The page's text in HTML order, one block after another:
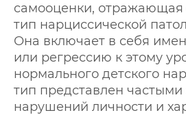
самооценки,
тип нарциссической
Она включает в себя
или регрессию к этому
нормального детского
тип представлен
нарушений личности и